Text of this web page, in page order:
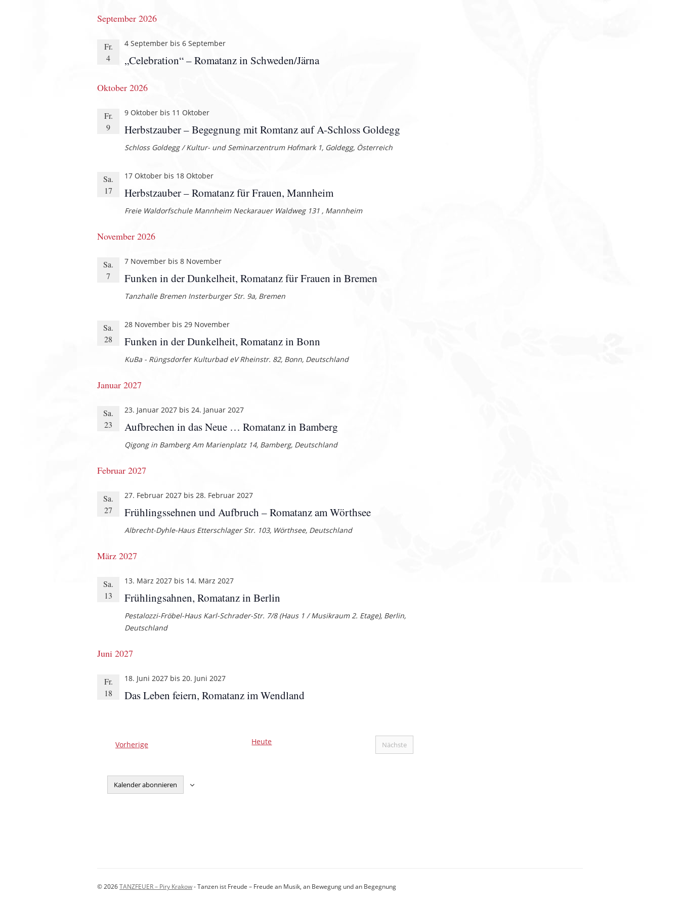
September 2026
Fr.
4
4 September bis 6 September
„Celebration“ – Romatanz in Schweden/Järna
Oktober 2026
Fr.
9
9 Oktober bis 11 Oktober
Herbstzauber – Begegnung mit Romtanz auf A-Schloss Goldegg
Schloss Goldegg / Kultur- und Seminarzentrum Hofmark 1, Goldegg, Österreich
Sa.
17
17 Oktober bis 18 Oktober
Herbstzauber – Romatanz für Frauen, Mannheim
Freie Waldorfschule Mannheim Neckarauer Waldweg 131 , Mannheim
November 2026
Sa.
7
7 November bis 8 November
Funken in der Dunkelheit, Romatanz für Frauen in Bremen
Tanzhalle Bremen Insterburger Str. 9a, Bremen
Sa.
28
28 November bis 29 November
Funken in der Dunkelheit, Romatanz in Bonn
KuBa - Rüngsdorfer Kulturbad eVRheinstr. 82, Bonn, Deutschland
Januar 2027
Sa.
23
23. Januar 2027 bis 24. Januar 2027
Aufbrechen in das Neue … Romatanz in Bamberg
Qigong in Bamberg Am Marienplatz 14, Bamberg, Deutschland
Februar 2027
Sa.
27
27. Februar 2027 bis 28. Februar 2027
Frühlingssehnen und Aufbruch – Romatanz am Wörthsee
Albrecht-Dyhle-Haus Etterschlager Str. 103, Wörthsee, Deutschland
März 2027
Sa.
13
13. März 2027 bis 14. März 2027
Frühlingsahnen, Romatanz in Berlin
Pestalozzi-Fröbel-Haus Karl-Schrader-Str. 7/8 (Haus 1 / Musikraum 2. Etage), Berlin,
Deutschland
Juni 2027
Fr.
18
18. Juni 2027 bis 20. Juni 2027
Das Leben feiern, Romatanz im Wendland
VorherigeVeranstaltungen Heute
Nächste
Veranstaltungen
Kalender abonnieren
© 2026TANZFEUER – Piry Krakow- Tanzen ist Freude – Freude an Musik, an Bewegung und an Begegnung